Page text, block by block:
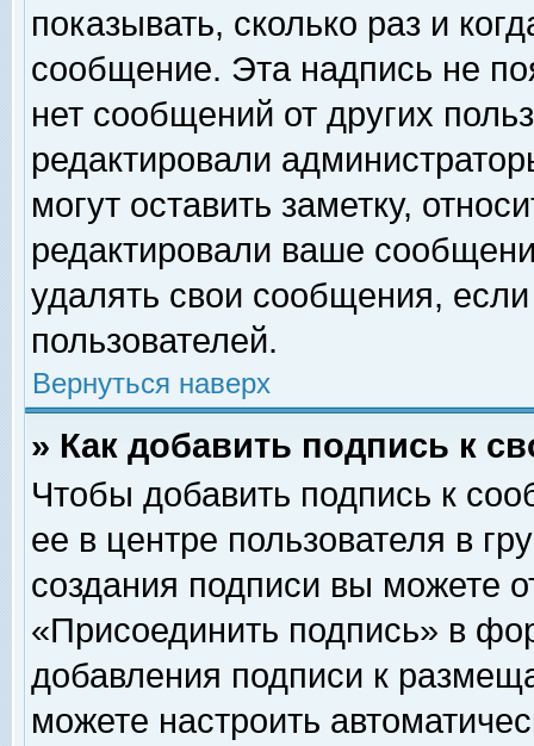
показывать, сколько раз и
сообщение. Эта надпись не
нет сообщений от других
редактировали
могут оставить заметку,
редактировали ваше
удалять свои сообщения,
пользователей.
Вернуться наверх
» Как добавить подпись к
Чтобы добавить подпись к
ее в центре пользователя в
создания подписи вы можете
«Присоединить подпись» в
добавления подписи к
можете настроить